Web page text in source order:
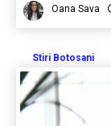
Oana Sava
Stiri Botosani